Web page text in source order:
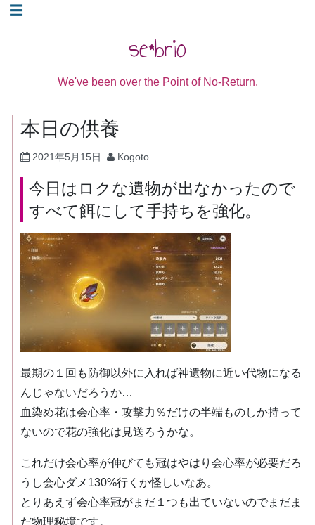
コ☰
se*brio
We've been over the Point of No-Return.
本日の供養
2021年5月15日 Kogoto
今日はロクな遺物が出なかったので
すべて餌にして手持ちを強化。
最期の１回も防御以外に入れば神遺物に近い代物になる
んじゃないだろうか…
血染め花は会心率・攻撃力％だけの半端ものしか持って
ないので花の強化は見送ろうかな。
これだけ会心率が伸びても冠はやはり会心率が必要だろ
うし会心ダメ130%行くか怪しいなあ。
とりあえず会心率冠がまだ１つも出ていないのでまだま
だ物理秘境です。